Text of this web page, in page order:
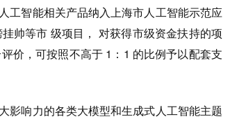
工智能相关产品纳入上海市人工智能示范应
帅等市 级项目， 对获得市级资金扶持的项
价，可按照不高于 1：1 的比例予以配套支
影响力的各类大模型和生成式人工智能主题